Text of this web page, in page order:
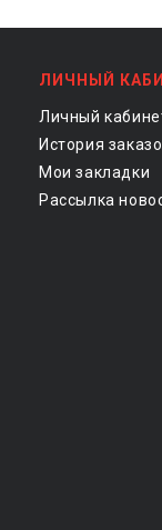
ЛИЧНЫЙ
Личный
История
Мои закладки
Рассылка